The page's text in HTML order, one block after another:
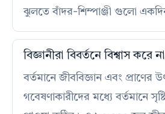
ঝুলতে বাঁদর-শিম্পাঞ্জী গুলো
বিজ্ঞানীরা বিবর্তনে বিশ্বাস করে
বর্তমানে জীববিজ্ঞান এবং প্রাণের
গবেষণাকারীদের মধ্যে বর্তমানে